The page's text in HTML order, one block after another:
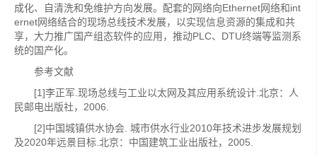
成化、自清洗和免维护方向发展。配套的网络向Ethernet网络和int
ernet网络结合的现场总线技术发展，以实现信息资源的集成和共
享，大力推广国产组态软件的应用，推动PLC、DTU终端等监测系
统的国产化。
参考文献
[1]李正军.现场总线与工业以太网及其应用系统设计.北京：人
民邮电出版社，2006.
[2]中国城镇供水协会. 城市供水行业2010年技术进步发展规划
及2020年远景目标.北京：中国建筑工业出版社，2005.